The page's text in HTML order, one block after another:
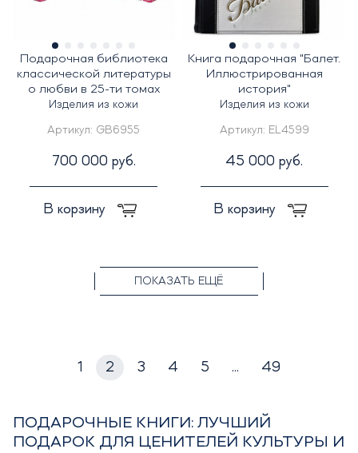
Подарочная библиотека
классической литературы
о любви в 25-ти томах
Изделия из кожи
Артикул: GB6955
700 000 руб.
В корзину
Книга подарочная "Балет.
Иллюстрированная
история"
Изделия из кожи
Артикул: EL4599
45 000 руб.
В корзину
ПОКАЗАТЬ ЕЩЁ
1 2 3 4 5 ... 49
ПОДАРОЧНЫЕ КНИГИ: ЛУЧШИЙ
ПОДАРОК ДЛЯ ЦЕНИТЕЛЕЙ КУЛЬТУРЫ И